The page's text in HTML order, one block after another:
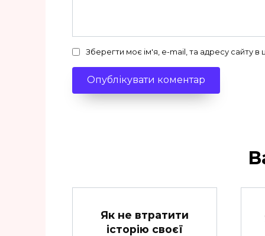
Зберегти моє ім'я, e-mail, та адресу сайту в
Як не втратити
історію своєї